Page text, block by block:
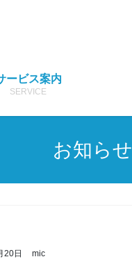
ービス案内
SERVICE
お知らせ
20日 mic